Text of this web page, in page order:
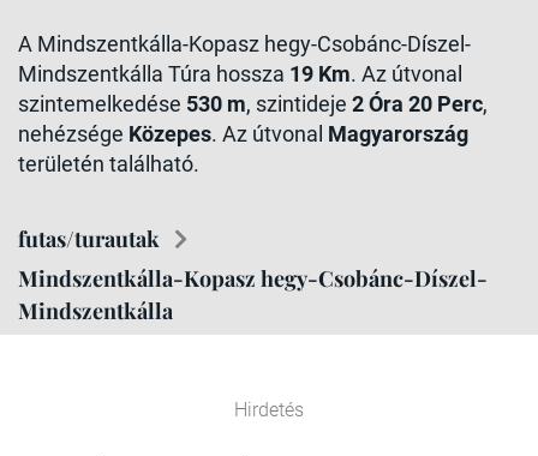
A Mindszentkálla-Kopasz hegy-Csobánc-Díszel-
Mindszentkálla Túra hossza 19 Km. Az útvonal
szintemelkedése 530 m, szintideje 2 Óra 20 Perc,
nehézsége Közepes. Az útvonal Magyarország
területén található.
futas/turautak
Mindszentkálla-Kopasz hegy-Csobánc-Díszel-
Mindszentkálla
Hirdetés